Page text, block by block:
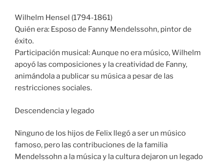
Wilhelm Hensel (1794-1861)
Quién era: Esposo de Fanny Mendelssohn, pintor de
éxito.
Participación musical: Aunque no era músico, Wilhelm
apoyó las composiciones y la creatividad de Fanny,
animándola a publicar su música a pesar de las
restricciones sociales.
Descendencia y legado
Ninguno de los hijos de Felix llegó a ser un músico
famoso, pero las contribuciones de la familia
Mendelssohn a la música y la cultura dejaron un legado